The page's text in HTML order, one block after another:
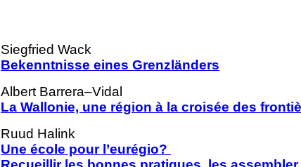
Siegfried Wack
Bekenntnisse eines Grenzländers
Albert Barrera–Vidal
La Wallonie, une région à la croisée des
Ruud Halink
Une école pour l’eurégio?